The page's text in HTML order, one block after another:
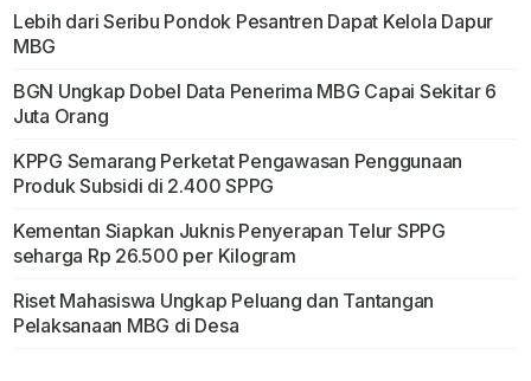
Lebih dari Seribu Pondok Pesantren Dapat Kelola Dapur
MBG
BGN Ungkap Dobel Data Penerima MBG Capai Sekitar 6
Juta Orang
KPPG Semarang Perketat Pengawasan Penggunaan
Produk Subsidi di 2.400 SPPG
Kementan Siapkan Juknis Penyerapan Telur SPPG
seharga Rp 26.500 per Kilogram
Riset Mahasiswa Ungkap Peluang dan Tantangan
Pelaksanaan MBG di Desa